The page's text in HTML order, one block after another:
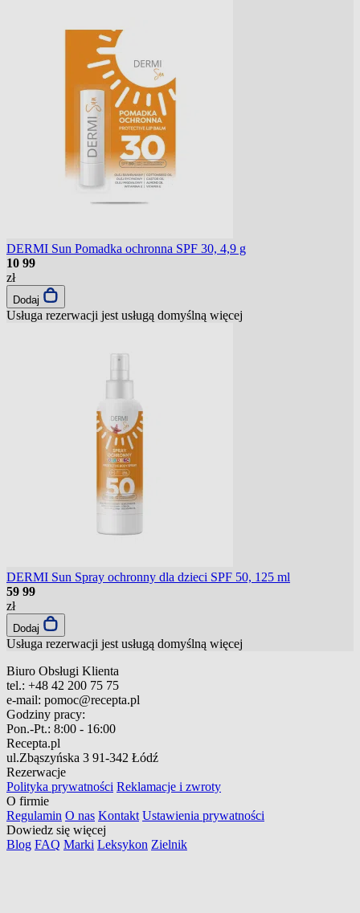
DERMI Sun Pomadka ochronna SPF 30, 4,9 g
10 99
zł
Dodaj
Usługa rezerwacji jest usługą domyślną więcej
DERMI Sun Spray ochronny dla dzieci SPF 50, 125 ml
59 99
zł
Dodaj
Usługa rezerwacji jest usługą domyślną więcej
Biuro Obsługi Klienta
tel.: +48 42 200 75 75
e-mail: pomoc@recepta.pl
Godziny pracy:
Pon.-Pt.: 8:00 - 16:00
Recepta.pl
ul.Zbąszyńska 3 91-342 Łódź
Rezerwacje
Polityka prywatności Reklamacje i zwroty
O firmie
Regulamin O nas Kontakt Ustawienia prywatności
Dowiedz się więcej
Blog FAQ Marki Leksykon Zielnik